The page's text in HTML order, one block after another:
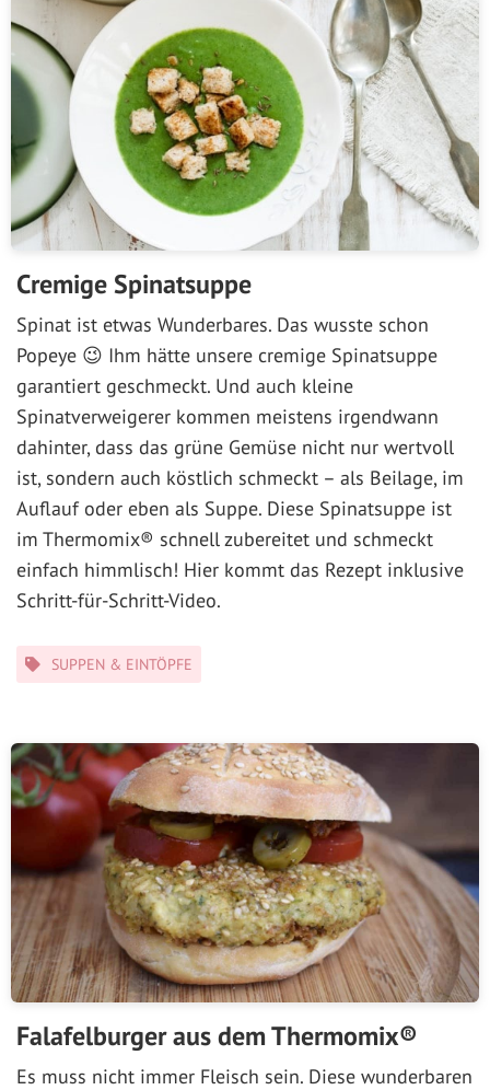
Cremige Spinatsuppe
Spinat ist etwas Wunderbares. Das wusste schon
Popeye 😉 Ihm hätte unsere cremige Spinatsuppe
garantiert geschmeckt. Und auch kleine
Spinatverweigerer kommen meistens irgendwann
dahinter, dass das grüne Gemüse nicht nur wertvoll
ist, sondern auch köstlich schmeckt – als Beilage, im
Auflauf oder eben als Suppe. Diese Spinatsuppe ist
im Thermomix® schnell zubereitet und schmeckt
einfach himmlisch! Hier kommt das Rezept inklusive
Schritt-für-Schritt-Video.
Kategorien
SUPPEN & EINTÖPFE
Falafelburger aus dem Thermomix®
Es muss nicht immer Fleisch sein. Diese wunderbaren